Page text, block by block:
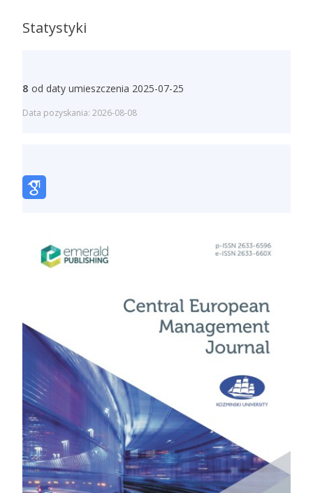
Statystyki
8 od daty umieszczenia 2025-07-25
Data pozyskania: 2026-08-08